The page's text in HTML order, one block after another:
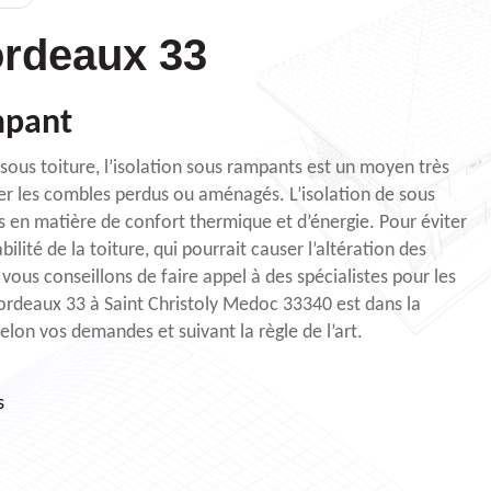
33
toiture, l’isolation sous rampants est un moyen très
les combles perdus ou aménagés. L’isolation de sous
matière de confort thermique et d’énergie. Pour éviter
de la toiture, qui pourrait causer l’altération des
conseillons de faire appel à des spécialistes pour les
33 à Saint Christoly Medoc 33340 est dans la
vos demandes et suivant la règle de l’art.